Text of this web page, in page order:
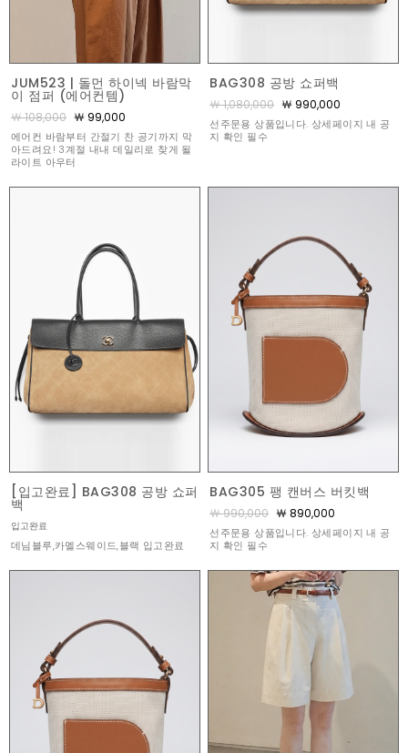
JUM523 | 돌먼 하이넥 바람막
이 점퍼 (에어컨템)
￦ 108,000 ￦ 99,000
에어컨 바람부터 간절기 찬 공기까지 막
아드려요! 3계절 내내 데일리로 찾게 될
라이트 아우터
BAG308 공방 쇼퍼백
￦ 1,080,000 ￦ 990,000
선주문용 상품입니다. 상세페이지 내 공
지 확인 필수
[입고완료] BAG308 공방 쇼퍼
백
입고완료
데님블루,카멜스웨이드,블랙 입고완료
BAG305 팽 캔버스 버킷백
￦ 990,000 ￦ 890,000
선주문용 상품입니다. 상세페이지 내 공
지 확인 필수